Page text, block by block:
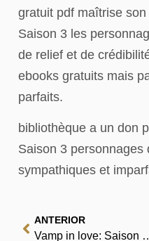
gratuit pdf maîtrise
Saison 3 les
de relief et de
ebooks gratuits mais
parfaits.
bibliothèque a un don
Saison 3 personnages
sympathiques et
ANTERIOR
Vamp in love: Saison